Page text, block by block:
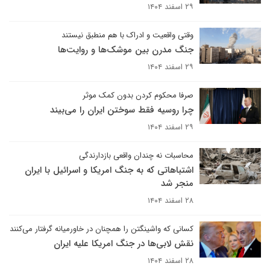
۲۹ اسفند ۱۴۰۴
وقتی واقعیت و ادراک با هم منطبق نیستند
جنگ مدرن بین موشک‌ها و روایت‌ها
۲۹ اسفند ۱۴۰۴
صرفا محکوم کردن بدون کمک موثر
چرا روسیه فقط سوختن ایران را می‌بیند
۲۹ اسفند ۱۴۰۴
محاسبات نه چندان واقعی بازدارندگی
اشتباهاتی که به جنگ امریکا و اسرائیل با ایران
منجر شد
۲۸ اسفند ۱۴۰۴
کسانی که واشینگتن را همچنان در خاورمیانه گرفتار می‌کنند
نقش لابی‌ها در جنگ امریکا علیه ایران
۲۸ اسفند ۱۴۰۴